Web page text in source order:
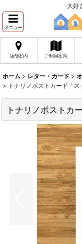
大好
メニュー
店舗案内 ご利用案内
ホーム > レター・カード >
> トナリノポストカード「ス
トナリノポストカ